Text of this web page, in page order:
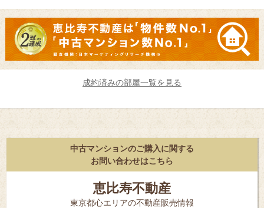
成約済みの部屋一覧を見る
中古マンションのご購入に関する
お問い合わせはこちら
恵比寿不動産
東京都⼼エリアの不動産販売情報